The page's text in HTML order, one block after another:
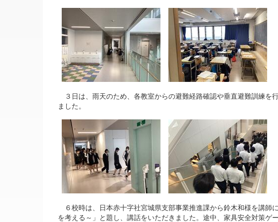
３日は、雨天のため、各教室からの避難経路確認や垂直避難訓練を
ました。
６校時は、日本赤十字社宮城県支部事業推進課から鈴木和様を講師
を考える～」と題し、講話をいただきました。途中、家具安全対策